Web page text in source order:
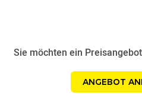
Sie möchten ein
ANGEBOT